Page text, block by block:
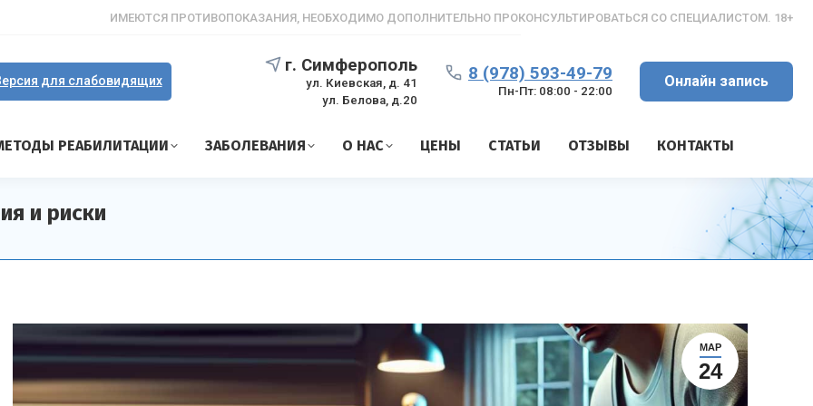
ИМЕЮТСЯ ПРОТИВОПОКАЗАНИЯ, НЕОБХОДИМО ДОПОЛНИТЕЛЬНО ПРОКОНСУЛЬТИРОВАТЬСЯ СО СПЕЦИАЛИСТОМ. 18+
для слабовидящих
г. Симферополь
ул. Киевская, д. 41
ул. Белова, д.20
8 (978) 593-49-79
Пн-Пт: 08:00 - 22:00
Онлайн запись
РЕАБИЛИТАЦИИ ЗАБОЛЕВАНИЯ О НАС ЦЕНЫ СТАТЬИ ОТЗЫВЫ КОНТАКТЫ
и риски
МАР
24